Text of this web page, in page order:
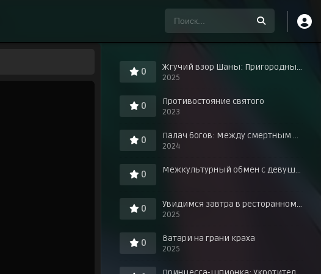
0 Жгучий взор Шаны: Пригородные знания о любви в горячих источниках!
2025
0 Противостояние святого
2023
0 Палач богов: Между смертным и божественным царством
2024
0 Межкультурный обмен с девушкой у игровых автоматов
0 Увидимся завтра в ресторанном дворике
2025
0 Ватари на грани краха
2025